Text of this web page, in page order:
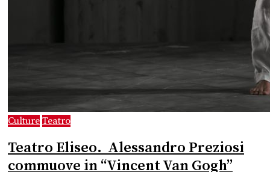
Culture Teatro
Teatro Eliseo. Alessandro Preziosi
commuove in “Vincent Van Gogh”